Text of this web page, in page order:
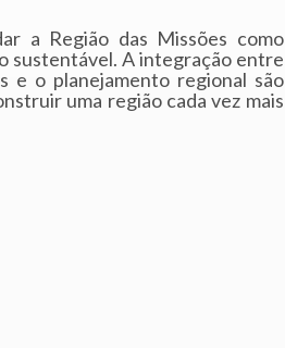
a Região das Missões como
sustentável. A integração entre
e o planejamento regional são
uma região cada vez mais